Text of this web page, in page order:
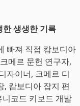
한 생생한 기록
빠져 직접 캄보디아
메르 문헌 연구자,
자이너, 크메르 디
, 캄보디아 잡지 편
코드 키보드 개발